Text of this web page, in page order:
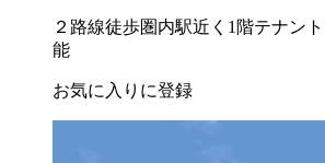
２路線徒歩圏内駅近く 1階テナント
能
お気に入りに登録